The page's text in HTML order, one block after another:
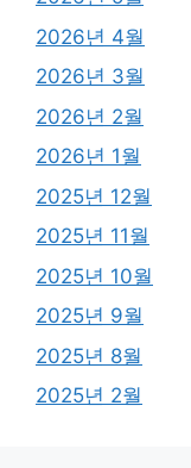
2026년 4월
2026년 3월
2026년 2월
2026년 1월
2025년 12월
2025년 11월
2025년 10월
2025년 9월
2025년 8월
2025년 2월